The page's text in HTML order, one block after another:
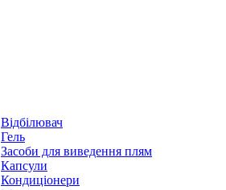
Відбілювач
Гель
Засоби для виведення плям
Капсули
Кондиціонери